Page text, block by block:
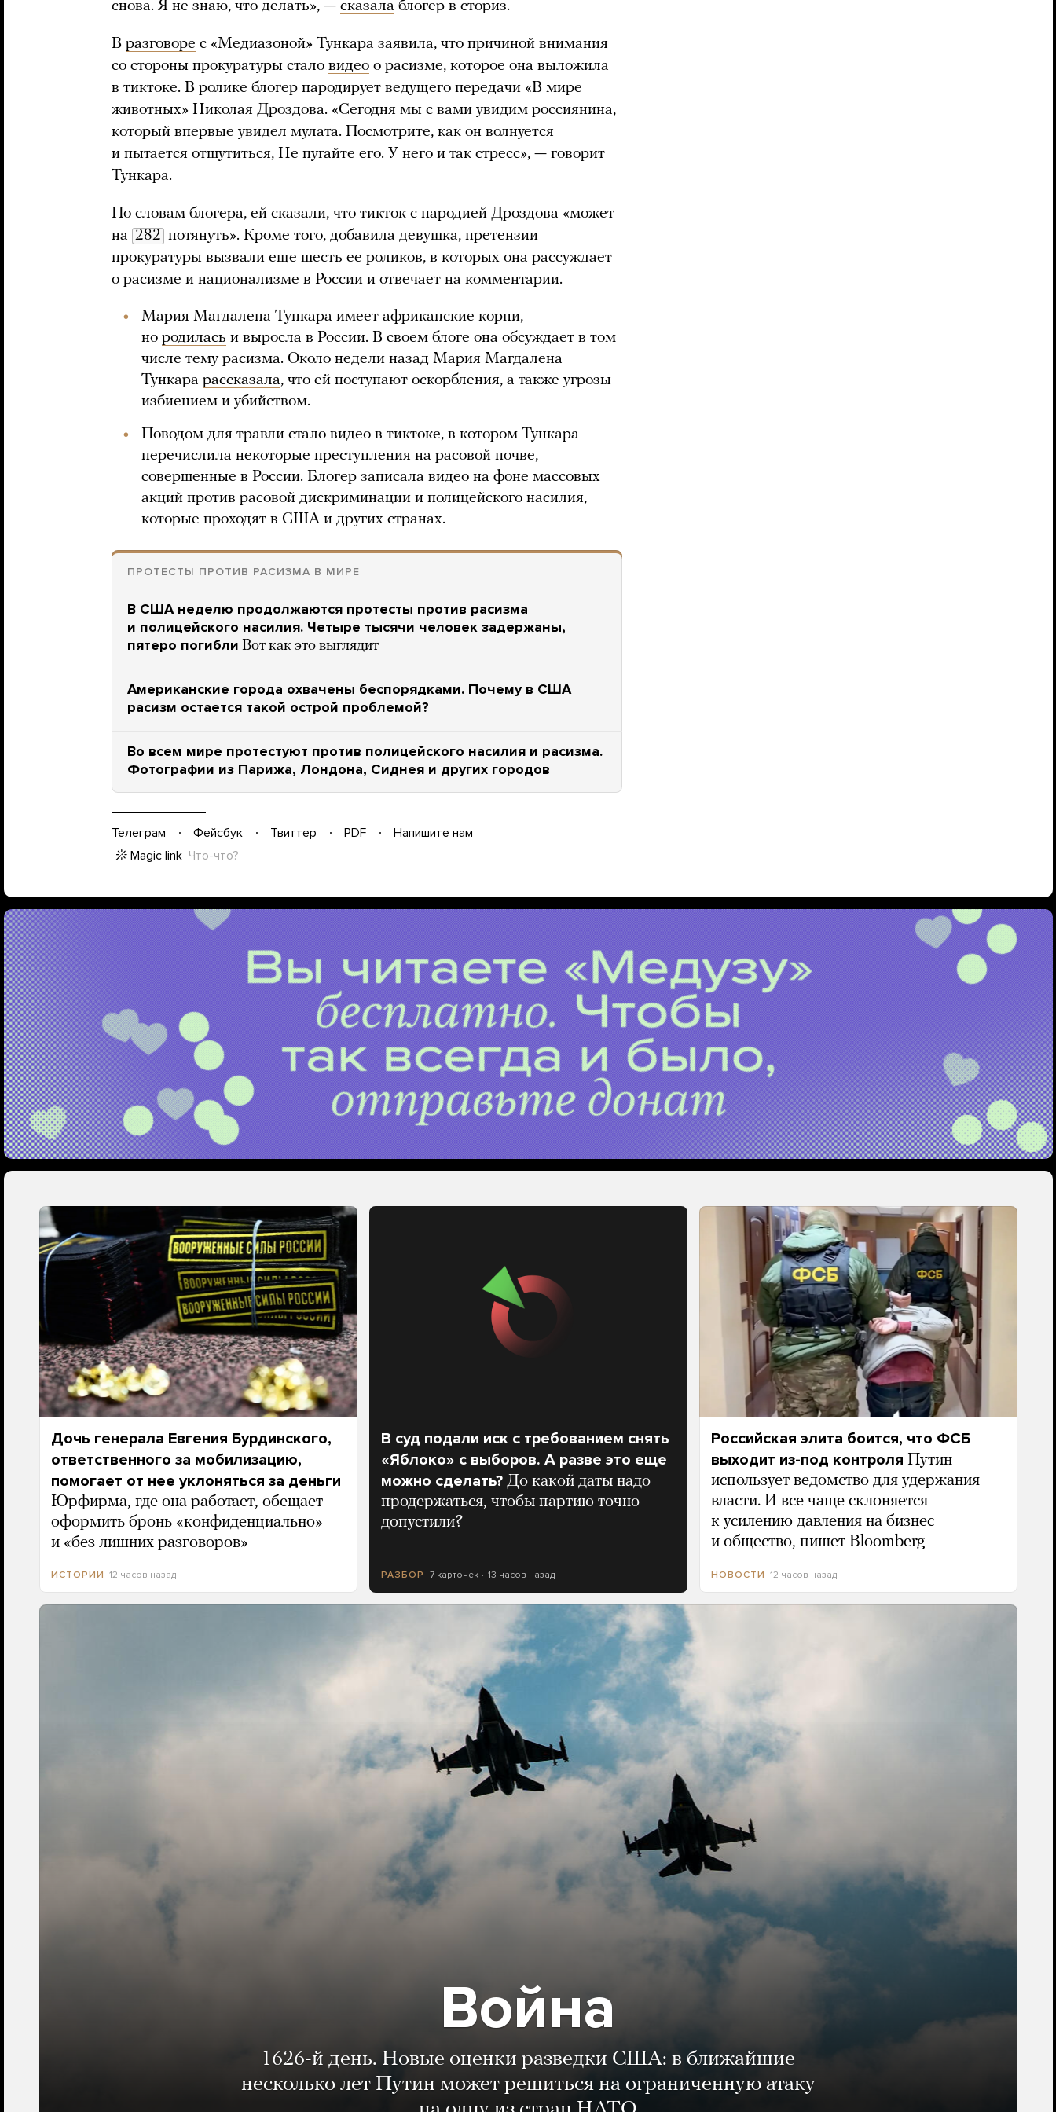
снова. Я не знаю, что делать», — сказала блогер в сториз.
В разговоре с «Медиазоной» Тункара заявила, что причиной внимания
со стороны прокуратуры стало видео о расизме, которое она выложила
в тиктоке. В ролике блогер пародирует ведущего передачи «В мире
животных» Николая Дроздова. «Сегодня мы с вами увидим россиянина,
который впервые увидел мулата. Посмотрите, как он волнуется
и пытается отшутиться, Не пугайте его. У него и так стресс», — говорит
Тункара.
По словам блогера, ей сказали, что тикток с пародией Дроздова «может
на 282 потянуть». Кроме того, добавила девушка, претензии
прокуратуры вызвали еще шесть ее роликов, в которых она рассуждает
о расизме и национализме в России и отвечает на комментарии.
Мария Магдалена Тункара имеет африканские корни,
но родилась и выросла в России. В своем блоге она обсуждает в том
числе тему расизма. Около недели назад Мария Магдалена
Тункара рассказала, что ей поступают оскорбления, а также угрозы
избиением и убийством.
Поводом для травли стало видео в тиктоке, в котором Тункара
перечислила некоторые преступления на расовой почве,
совершенные в России. Блогер записала видео на фоне массовых
акций против расовой дискриминации и полицейского насилия,
которые проходят в США и других странах.
ПРОТЕСТЫ ПРОТИВ РАСИЗМА В МИРЕ
В США неделю продолжаются протесты против расизма
и полицейского насилия. Четыре тысячи человек задержаны,
пятеро погибли Вот как это выглядит
Американские города охвачены беспорядками. Почему в США
расизм остается такой острой проблемой?
Во всем мире протестуют против полицейского насилия и расизма.
Фотографии из Парижа, Лондона, Сиднея и других городов
Телеграм Фейсбук Твиттер PDF
Напишите нам
Magic link Что-что?
Дочь генерала Евгения Бурдинского,
ответственного за мобилизацию,
помогает от нее уклоняться за деньги
Юрфирма, где она работает, обещает
оформить бронь «конфиденциально»
и «без лишних разговоров»
ИСТОРИИ 12 часов назад
В суд подали иск с требованием снять
«Яблоко» с выборов. А разве это еще
можно сделать? До какой даты надо
продержаться, чтобы партию точно
допустили?
РАЗБОР 7 карточек 13 часов назад
Российская элита боится, что ФСБ
выходит из-под контроля Путин
использует ведомство для удержания
власти. И все чаще склоняется
к усилению давления на бизнес
и общество, пишет Bloomberg
НОВОСТИ 12 часов назад
Война
1626-й день. Новые оценки разведки США: в ближайшие
несколько лет Путин может решиться на ограниченную атаку